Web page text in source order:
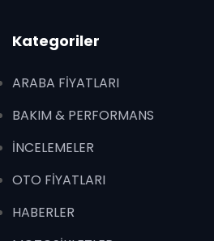
Kategoriler
ARABA FİYATLARI
BAKIM & PERFORMANS
İNCELEMELER
OTO FİYATLARI
HABERLER